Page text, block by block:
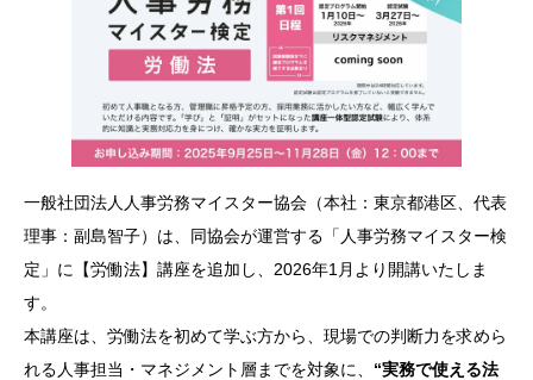
一般社団法人人事労務マイスター協会（本社：東京都港区、代表
理事：副島智子）は、同協会が運営する「人事労務マイスター検
定」に【労働法】講座を追加し、2026年1月より開講いたしま
す。
本講座は、労働法を初めて学ぶ方から、現場での判断力を求めら
れる人事担当・マネジメント層までを対象に、 “実務で使える法